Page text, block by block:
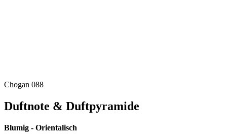
Chogan 088
Duftnote & Duftpyramide
Blumig - Orientalisch